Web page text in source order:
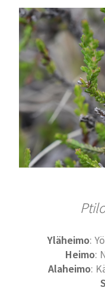
Yläheimo:
Heimo:
Alaheimo: